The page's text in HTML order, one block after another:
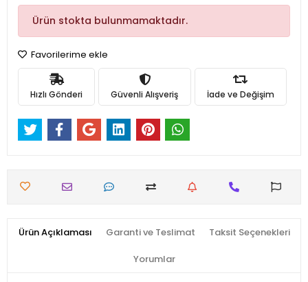
Ürün stokta bulunmamaktadır.
Favorilerime ekle
Hızlı Gönderi Güvenli Alışveriş İade ve Değişim
Ürün Açıklaması Garanti ve Teslimat Taksit Seçenekleri
Yorumlar